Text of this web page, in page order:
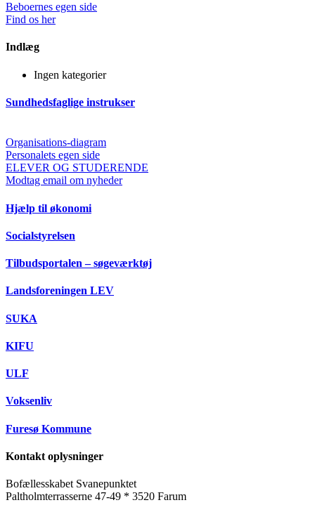
Beboernes egen side
Find os her
Indlæg
Ingen kategorier
Sundhedsfaglige instrukser
Organisations-diagram
Personalets egen side
ELEVER OG STUDERENDE
Modtag email om nyheder
Hjælp til økonomi
Socialstyrelsen
Tilbudsportalen – søgeværktøj
Landsforeningen LEV
SUKA
KIFU
ULF
Voksenliv
Furesø Kommune
Kontakt oplysninger
Bofællesskabet Svanepunktet
Paltholmterrasserne 47-49 * 3520 Farum